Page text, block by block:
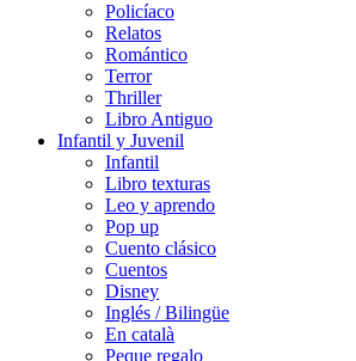
Policíaco
Relatos
Romántico
Terror
Thriller
Libro Antiguo
Infantil y Juvenil
Infantil
Libro texturas
Leo y aprendo
Pop up
Cuento clásico
Cuentos
Disney
Inglés / Bilingüe
En català
Peque regalo